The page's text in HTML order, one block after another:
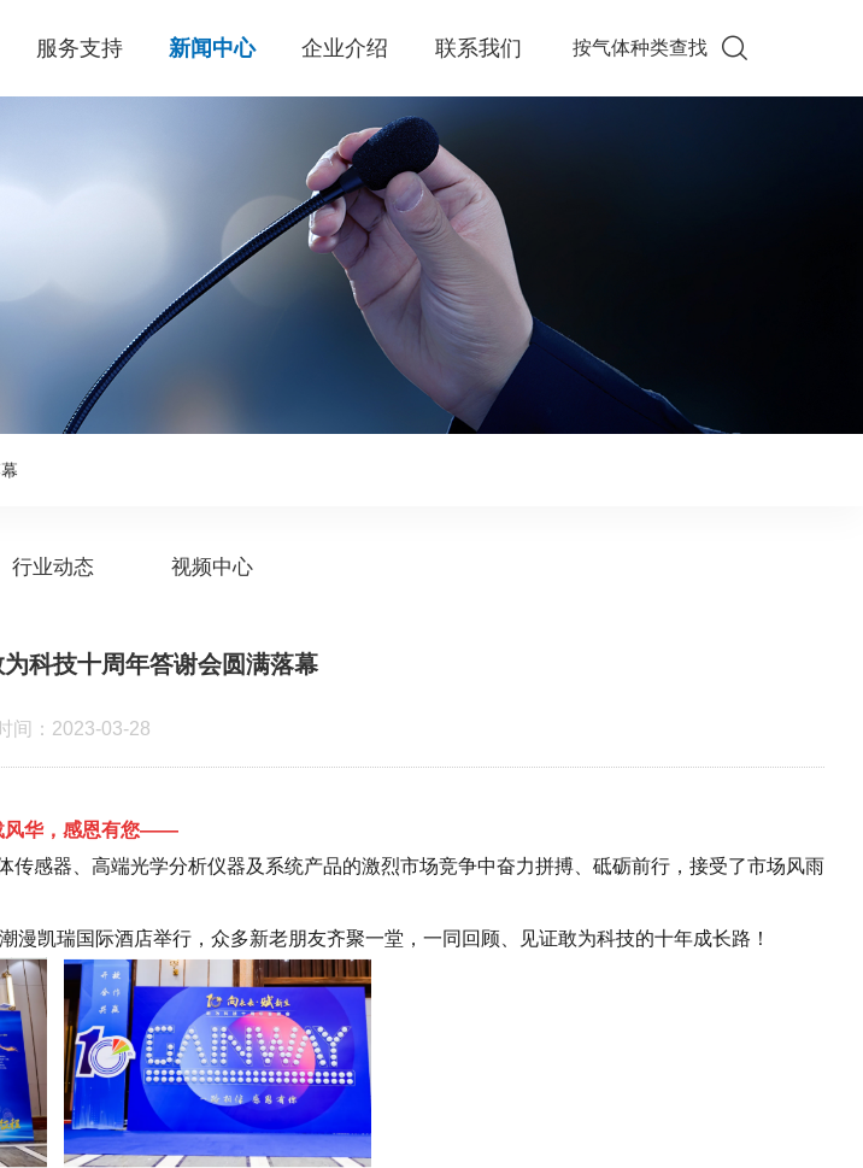
服务支持 新闻中心 企业介绍 联系我们 按气体种类查找
行业动态 视频中心
科技十周年答谢会圆满落幕
间：2023-03-28
华，感恩有您——
感器、高端光学分析仪器及系统产品的激烈市场竞争中奋力拼搏、砥砺前行，接受了市场风雨
凯瑞国际酒店举行，众多新老朋友齐聚一堂，一同回顾、见证敢为科技的十年成长路！